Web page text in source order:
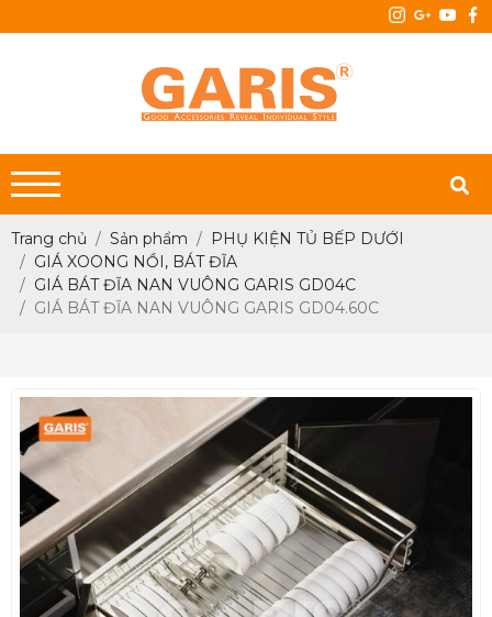
Trang chủ Sản phẩm
PHỤ KIỆN TỦ BẾP DƯỚI
GIÁ XOONG NỒI, BÁT ĐĨA
GIÁ BÁT ĐĨA NAN VUÔNG GARIS GD04C
GIÁ BÁT ĐĨA NAN VUÔNG GARIS GD04.60C